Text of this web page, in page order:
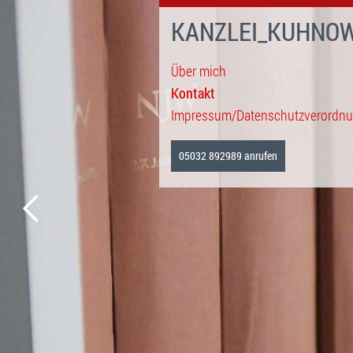
Über mich
Kontakt
Impressum/
05032 892989 anrufen